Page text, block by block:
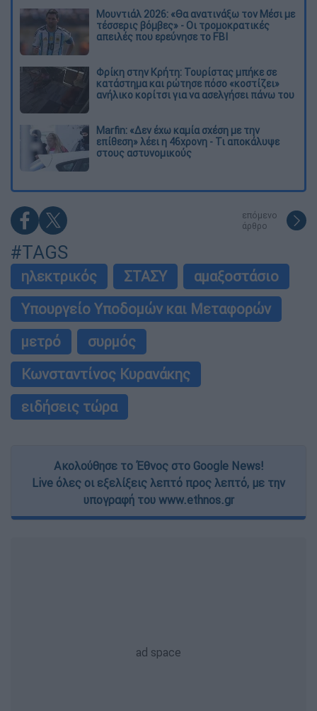
Μουντιάλ 2026: «Θα ανατινάξω τον Μέσι με
τέσσερις βόμβες» - Οι τρομοκρατικές
απειλές που ερεύνησε το FBI
Φρίκη στην Κρήτη: Τουρίστας μπήκε σε
κατάστημα και ρώτησε πόσο «κοστίζει»
ανήλικο κορίτσι για να ασελγήσει πάνω του
Marfin: «Δεν έχω καμία σχέση με την
επίθεση» λέει η 46χρονη - Τι αποκάλυψε
στους αστυνομικούς
επόμενο
άρθρο
#TAGS
ηλεκτρικός ΣΤΑΣΥ
αμαξοστάσιο
Υπουργείο Υποδομών και Μεταφορών
μετρό
συρμός
Κωνσταντίνος Κυρανάκης
ειδήσεις τώρα
Ακολούθησε το Έθνος στο Google News!
Live όλες οι εξελίξεις λεπτό προς λεπτό, με την
υπογραφή του www.ethnos.gr